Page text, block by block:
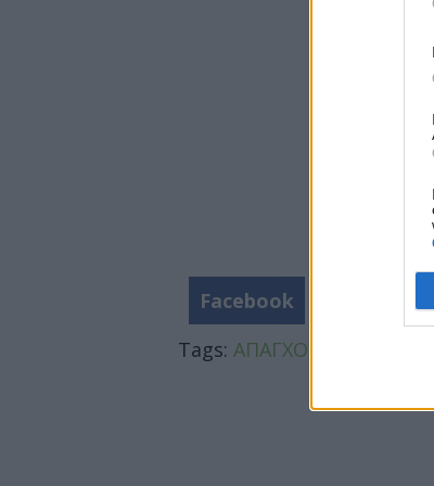
Facebook
Tags: ΑΠΑΓΧΟΝΙΣΜΟΣ